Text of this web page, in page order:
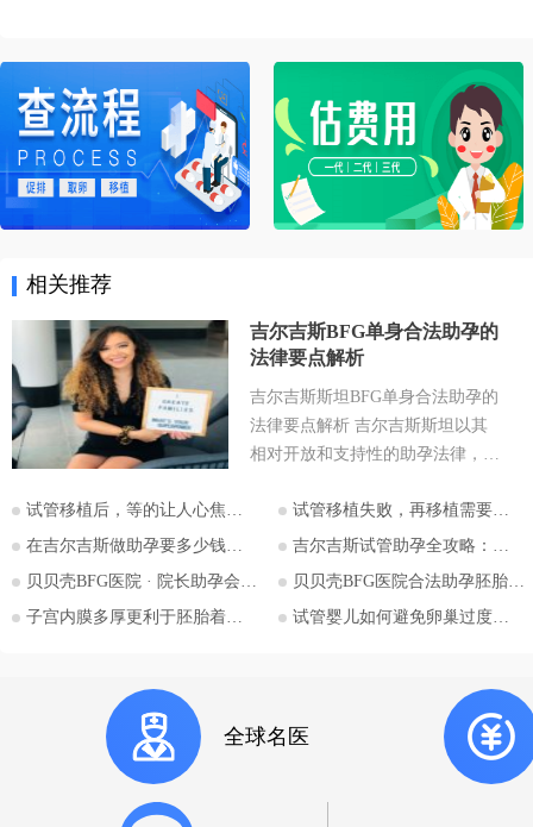
相关推荐
吉尔吉斯BFG单身合法助孕的
法律要点解析
吉尔吉斯斯坦BFG单身合法助孕的
法律要点解析 吉尔吉斯斯坦以其
相对开放和支持性的助孕法律，成
地。特别是对于希望通过助孕实现
为人父母梦想的单身人士，吉尔吉
斯斯坦的法律框架值得深入探讨。
法律的核心要点，并特别关注单身
拉套大学附属BFG生殖妇产医院的
咨询信息。 核心要点一：吉尔吉
斯斯坦助孕法律概述 吉尔吉斯斯
试管移植后，等的让人心焦的胎心和胎芽，何时会出现？
试管移植失败，再移植需要注意哪些？
在吉尔吉斯做助孕要多少钱？2026比什凯克费用全公开，拒绝隐形消费
吉尔吉斯试管助孕全攻略：为什么越来越多的中国家庭选择比什凯克？
贝贝壳BFG医院 · 院长助孕会（济南站）
贝贝壳BFG医院合法助孕胚胎移植流程详解
子宫内膜多厚更利于胚胎着床？
试管婴儿如何避免卵巢过度刺激综合征
全球名医